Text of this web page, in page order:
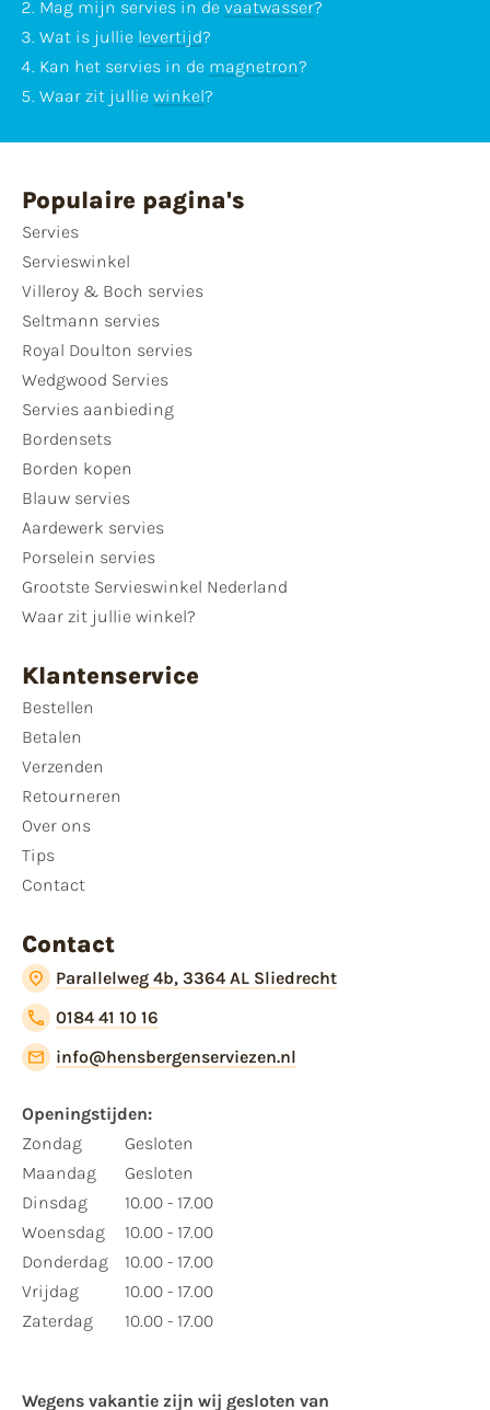
Mag mijn servies in de vaatwasser?
Wat is jullie levertijd?
Kan het servies in de magnetron?
Waar zit jullie winkel?
Populaire pagina's
Servies
Servieswinkel
Villeroy & Boch servies
Seltmann servies
Royal Doulton servies
Wedgwood Servies
Servies aanbieding
Bordensets
Borden kopen
Blauw servies
Aardewerk servies
Porselein servies
Grootste Servieswinkel Nederland
Waar zit jullie winkel?
Klantenservice
Bestellen
Betalen
Verzenden
Retourneren
Over ons
Tips
Contact
Contact
Parallelweg 4b, 3364 AL Sliedrecht
0184 41 10 16
info@hensbergenserviezen.nl
Openingstijden:
Zondag
Maandag
Dinsdag
Woensdag
Donderdag
Vrijdag
Zaterdag
Gesloten
Gesloten
10.00 - 17.00
10.00 - 17.00
10.00 - 17.00
10.00 - 17.00
10.00 - 17.00
Wegens vakantie zijn wij gesloten van ​